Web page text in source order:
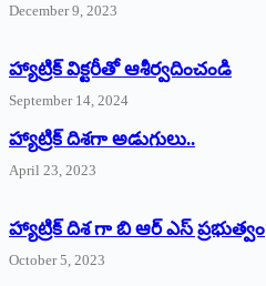
December 9, 2023
హ్యాట్రిక్‌ ‌విక్టరీతో ఆశీర్వదించండి
September 14, 2024
‌హ్యాట్రిక్‌ ‌దిశగా అడుగులు..
April 23, 2023
హ్యాట్రిక్ దిశ గా బి ఆర్ ఎస్ ప్రభుత్వం
October 5, 2023